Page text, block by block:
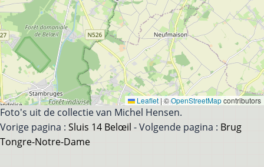
Leaflet |©OpenStreetMapcontributors
Foto's uit de collectie van Michel Hensen.
Vorige pagina : Sluis 14 Belœil - Volgende pagina : Brug
Tongre-Notre-Dame